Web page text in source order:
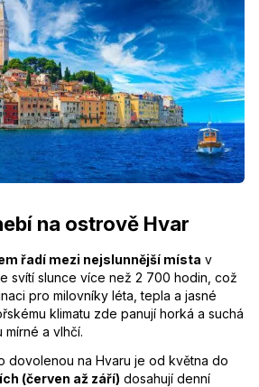
na ostrově Hvar
řadí mezi nejslunnější místa v
svítí slunce více než 2 700 hodin, což
pro milovníky léta, tepla a jasné
klimatu zde panují horká a suchá
mírné a vlhčí.
dovolenou na Hvaru je od května do
(červen až září) dosahují denní